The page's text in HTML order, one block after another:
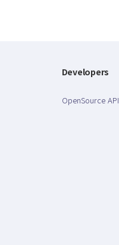
Developers
OpenSource API